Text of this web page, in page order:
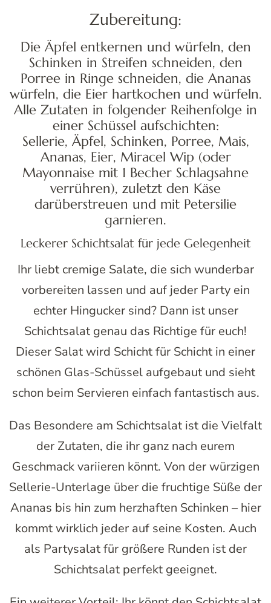
Zubereitung:
Die Äpfel entkernen und würfeln, den
Schinken in Streifen schneiden, den
Porree in Ringe schneiden, die Ananas
würfeln, die Eier hartkochen und würfeln.
Alle Zutaten in folgender Reihenfolge in
einer Schüssel aufschichten:
Sellerie, Äpfel, Schinken, Porree, Mais,
Ananas, Eier, Miracel Wip (oder
Mayonnaise mit 1 Becher Schlagsahne
verrühren), zuletzt den Käse
darüberstreuen und mit Petersilie
garnieren.
Leckerer Schichtsalat für jede Gelegenheit
Ihr liebt cremige Salate, die sich wunderbar
vorbereiten lassen und auf jeder Party ein
echter Hingucker sind? Dann ist unser
Schichtsalat genau das Richtige für euch!
Dieser Salat wird Schicht für Schicht in einer
schönen Glas-Schüssel aufgebaut und sieht
schon beim Servieren einfach fantastisch aus.
Das Besondere am Schichtsalat ist die Vielfalt
der Zutaten, die ihr ganz nach eurem
Geschmack variieren könnt. Von der würzigen
Sellerie-Unterlage über die fruchtige Süße der
Ananas bis hin zum herzhaften Schinken – hier
kommt wirklich jeder auf seine Kosten. Auch
als Partysalat für größere Runden ist der
Schichtsalat perfekt geeignet.